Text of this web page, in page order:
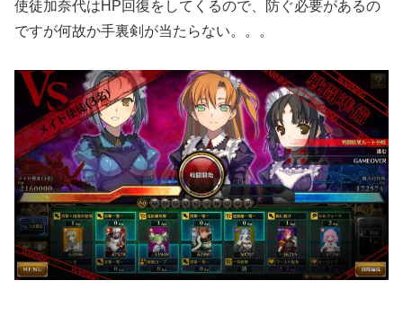
使徒加奈代はHP回復をしてくるので、防ぐ必要があるの
ですが何故か手裏剣が当たらない。。。